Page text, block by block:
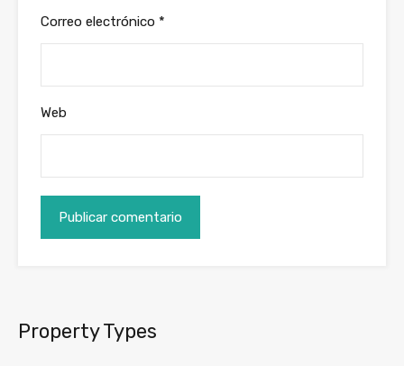
Correo electrónico *
Web
Property Types